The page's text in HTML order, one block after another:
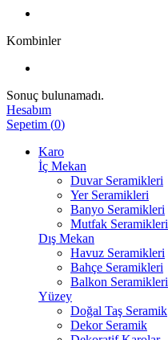
Kombinler
Sonuç bulunamadı.
Hesabım
Sepetim (0)
Karo
İç Mekan
Duvar Seramikleri
Yer Seramikleri
Banyo Seramikleri
Mutfak Seramikleri
Dış Mekan
Havuz Seramikleri
Bahçe Seramikleri
Balkon Seramikleri
Yüzey
Doğal Taş Seramik
Dekor Seramik